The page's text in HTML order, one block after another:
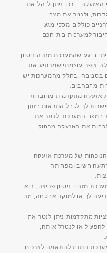
דרכו ניתן לנהל את
ולנטר את מצב
כוללים מסכי מגע
למערכות בית חכם
ברגע שהמערכת מזהה ניסיון
צופר עוצמתי שמרתיע את
בסביבה. בחלק מהמערכות יש
מהבהבים.
אזעקה מתקדמות מחוברות
לך לקבל התראות בזמן
במצב המערכת, לנתר את
את האזעקה מרחוק.
של מערכת אזעקה
חשוב ומפחיתה
מזהה ניסיון פריצה, היא
לך או למוקד אבטחה, מה
מתקדמות ניתן לנטר את
או לנטרל אותה,
ניתנת להתאמה לצרכים